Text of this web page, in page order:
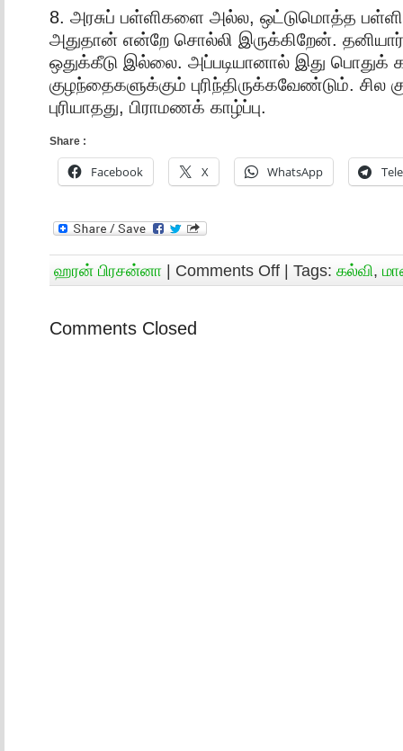
8. அரசுப் பள்ளிகளை அல்ல, ஒட்டுமொத்த
அதுதான் என்றே சொல்லி இருக்கிறேன்.
ஒதுக்கீடு இல்லை. அப்படியானால் இது பொதுக்
குழந்தைகளுக்கும் புரிந்திருக்கவேண்டும். சில
புரியாதது, பிராமணக் காழ்ப்பு.
Share :
Facebook X WhatsApp
ஹரன் பிரசன்னா | Comments Off | Tags: கல்வி,
Comments Closed